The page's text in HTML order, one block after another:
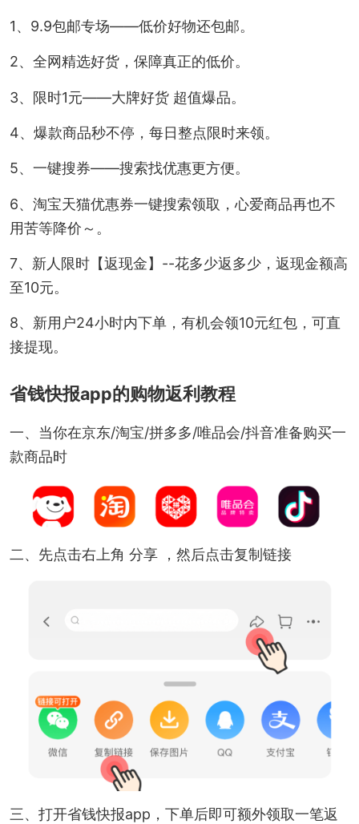
1、9.9包邮专场——低价好物还包邮。
2、全网精选好货，保障真正的低价。
3、限时1元——大牌好货 超值爆品。
4、爆款商品秒不停，每日整点限时来领。
5、一键搜券——搜索找优惠更方便。
6、淘宝天猫优惠券一键搜索领取，心爱商品再也不
用苦等降价～。
7、新人限时【返现金】--花多少返多少，返现金额高
至10元。
8、新用户24小时内下单，有机会领10元红包，可直
接提现。
省钱快报app的购物返利教程
一、当你在京东/淘宝/拼多多/唯品会/抖音准备购买一
款商品时
二、先点击右上角 分享 ，然后点击复制链接
三、打开省钱快报app，下单后即可额外领取一笔返